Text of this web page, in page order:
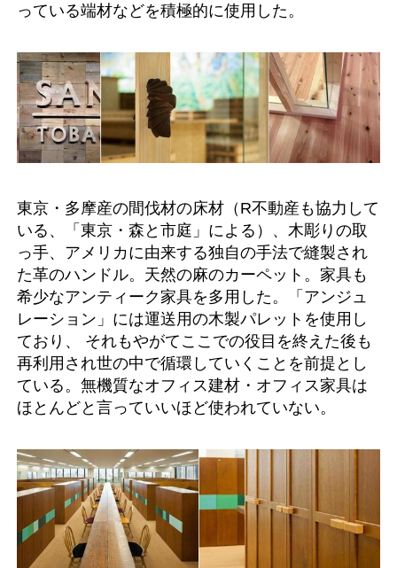
っている端材などを積極的に使用した。
東京・多摩産の間伐材の床材（R不動産も協力して
いる、「東京・森と市庭」による）、木彫りの取
っ手、アメリカに由来する独自の手法で縫製され
た革のハンドル。天然の麻のカーペット。家具も
希少なアンティーク家具を多用した。「アンジュ
レーション」には運送用の木製パレットを使用し
ており、 それもやがてここでの役目を終えた後も
再利用され世の中で循環していくことを前提とし
ている。無機質なオフィス建材・オフィス家具は
ほとんどと言っていいほど使われていない。